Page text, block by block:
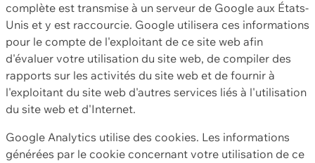
complète est transmise à un serveur de Google aux États-
Unis et y est raccourcie. Google utilisera ces informations
pour le compte de l'exploitant de ce site web afin
d'évaluer votre utilisation du site web, de compiler des
rapports sur les activités du site web et de fournir à
l'exploitant du site web d'autres services liés à l'utilisation
du site web et d'Internet.
Google Analytics utilise des cookies. Les informations
générées par le cookie concernant votre utilisation de ce